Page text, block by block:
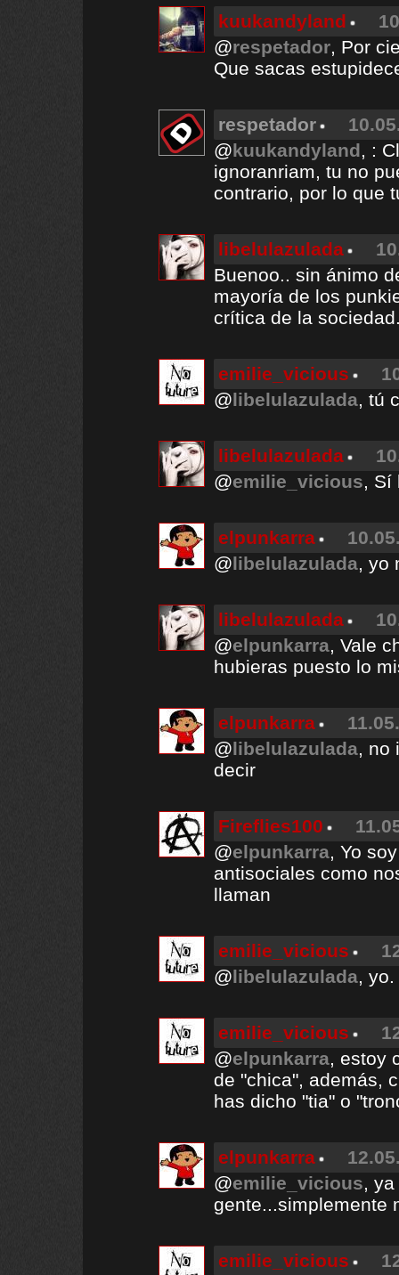
kuukandyland
@respetador, Por
Que sacas
respetador
@kuukandyland, :
ignoranriam, tu no
contrario, por lo que
libelulazulada
Buenoo.. sin ánimo
mayoría de los
crítica de la
emilie_vicious
@libelulazulada, tú
libelulazulada
@emilie_vicious, Sí
elpunkarra
@libelulazulada, yo
libelulazulada
@elpunkarra, Vale
hubieras puesto lo
elpunkarra
@libelulazulada, no
decir
Fireflies100
@elpunkarra, Yo
antisociales como
llaman
emilie_vicious
@libelulazulada, yo.
emilie_vicious
@elpunkarra, estoy
de "chica", además,
has dicho "tia" o
elpunkarra
@emilie_vicious,
gente...simplemente
emilie_vicious